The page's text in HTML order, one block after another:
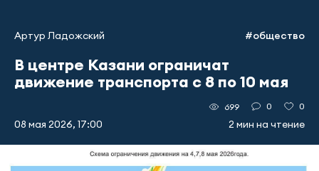
Артур Ладожский #общество
В центре Казани ограничат
движение транспорта с 8 по 10 мая
08 мая 2026, 17:00
699 0 0
2 мин на чтение